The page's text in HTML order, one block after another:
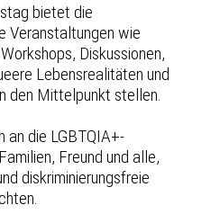
bietet die
Veranstaltungen wie
Diskussionen,
Lebensrealitäten und
den Mittelpunkt stellen.
an die LGBTQIA+-
Freund und alle,
diskriminierungsfreie